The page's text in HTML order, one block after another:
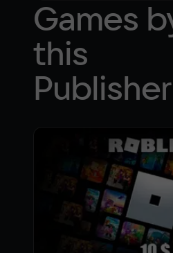
Games
this
Publisher